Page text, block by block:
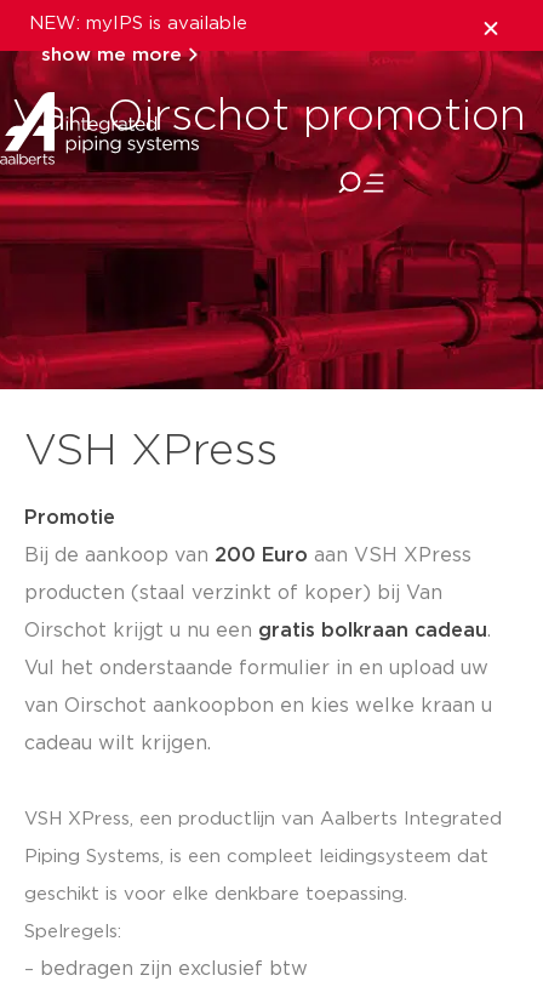
NEW: myIPS is available
show me more
close
Van Oirschot promotion
VSH XPress
Promotie
Bij de aankoop van 200 Euro aan VSH XPress
producten (staal verzinkt of koper) bij Van
Oirschot krijgt u nu een gratis bolkraan cadeau.
Vul het onderstaande formulier in en upload uw
van Oirschot aankoopbon en kies welke kraan u
cadeau wilt krijgen.
VSH XPress, een productlijn van Aalberts Integrated
Piping Systems, is een compleet leidingsysteem dat
geschikt is voor elke denkbare toepassing.
Spelregels:
– bedragen zijn exclusief btw